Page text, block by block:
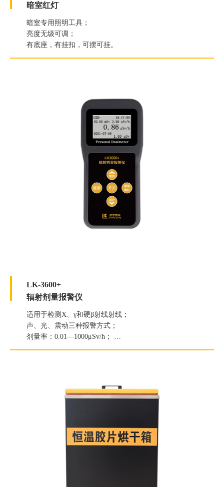
暗室红灯
暗室专用照明工具；
亮度无级可调；
有底座，有挂扣，可摆可挂。
LK-3600+
辐射剂量报警仪
适用于检测X、γ和硬β射线射线；
声、光、震动三种报警方式；
剂量率：0.01—1000μSv/h；